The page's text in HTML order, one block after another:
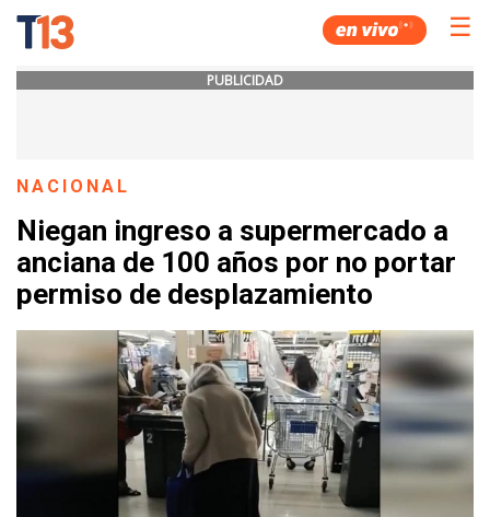
☰
PUBLICIDAD
NACIONAL
Niegan ingreso a supermercado a
anciana de 100 años por no portar
permiso de desplazamiento